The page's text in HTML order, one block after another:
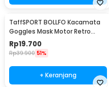
TaffSPORT BOLLFO Kacamata
Goggles Mask Motor Retro
Windproof - MT-04
Rp19.700
Rp39.900 51%
+ Keranjang